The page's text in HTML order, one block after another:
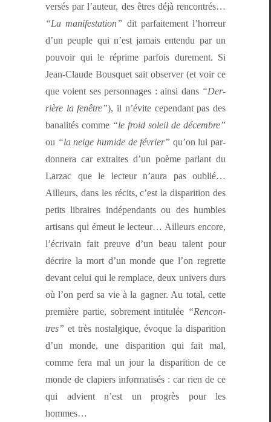
ver­sés par l’au­teur, des êtres déjà ren­con­trés…
“La man­i­fes­ta­tion” dit par­faite­ment l’hor­reur
d’un peu­ple qui n’est jamais enten­du par un
pou­voir qui le réprime par­fois dure­ment. Si
Jean-Claude Bous­quet sait observ­er (et voir ce
que voient ses per­son­nages : ain­si dans “Der­
rière la fenêtre”), il n’évite cepen­dant pas des
banal­ités comme “le froid soleil de décem­bre”
ou “la neige humide de févri­er” qu’on lui par­
don­nera car extraites d’un poème par­lant du
Larzac que le lecteur n’au­ra pas oublié…
Ailleurs, dans les réc­its, c’est la dis­pari­tion des
petits libraires indépen­dants ou des hum­bles
arti­sans qui émeut le lecteur… Ailleurs encore,
l’écrivain fait preuve d’un beau tal­ent pour
décrire la mort d’un monde que l’on regrette
devant celui qui le rem­place, deux univers durs
où l’on perd sa vie à la gag­n­er. Au total, cette
pre­mière par­tie, sobre­ment inti­t­ulée “Ren­con­
tres” et très nos­tal­gique, évoque la dis­pari­tion
d’un monde, une dis­pari­tion qui fait mal,
comme fera mal un jour la dis­pari­tion de ce
monde de clapiers infor­ma­tisés : car rien de ce
qui advient n’est un pro­grès pour les
hommes…